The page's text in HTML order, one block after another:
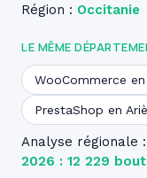
Région : Occitanie
LE MÊME
WooCommerce en
PrestaShop en
Analyse régionale :
2026 : 12 229